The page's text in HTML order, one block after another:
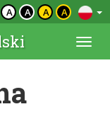
A A A A